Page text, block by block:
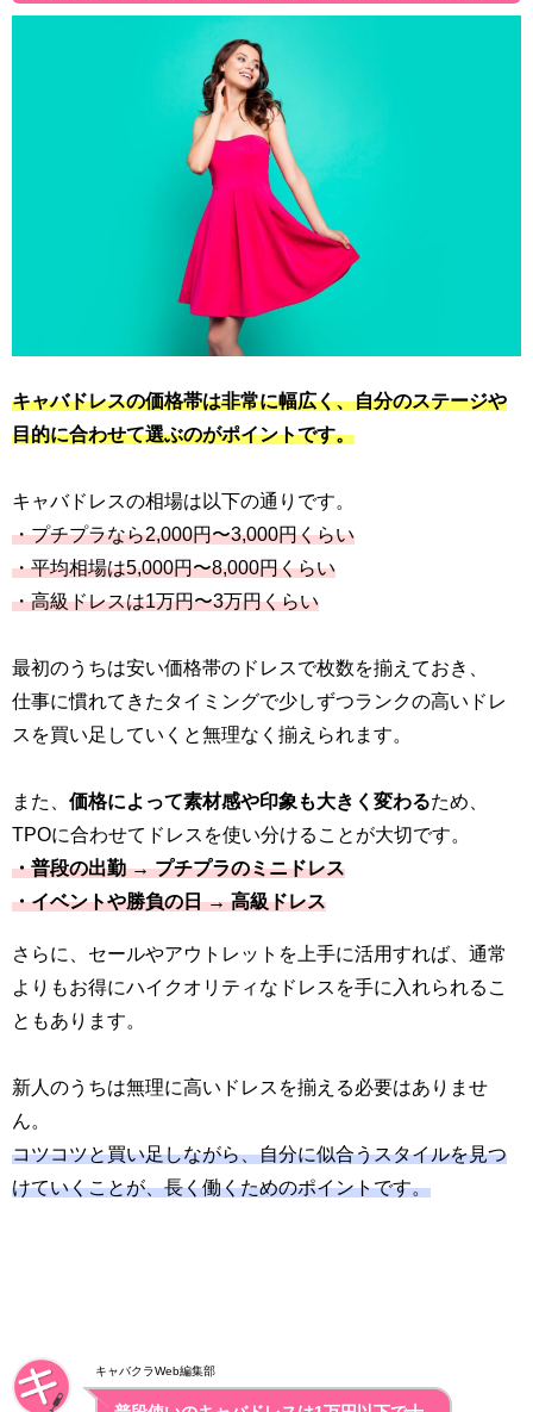
キャバドレスの価格帯は非常に幅広く、自分のステージや
目的に合わせて選ぶのがポイントです。
キャバドレスの相場は以下の通りです。
・プチプラなら2,000円〜3,000円くらい
・平均相場は5,000円〜8,000円くらい
・高級ドレスは1万円〜3万円くらい
最初のうちは安い価格帯のドレスで枚数を揃えておき、
仕事に慣れてきたタイミングで少しずつランクの高いドレ
スを買い足していくと無理なく揃えられます。
また、 価格によって素材感や印象も大きく変わるため、
TPOに合わせてドレスを使い分けることが大切です。
・普段の出勤 → プチプラのミニドレス
・イベントや勝負の日 → 高級ドレス
さらに、セールやアウトレットを上手に活用すれば、通常
よりもお得にハイクオリティなドレスを手に入れられるこ
ともあります。
新人のうちは無理に高いドレスを揃える必要はありませ
ん。
コツコツと買い足しながら、自分に似合うスタイルを見つ
けていくことが、長く働くためのポイントです。
キャバクラWeb編集部